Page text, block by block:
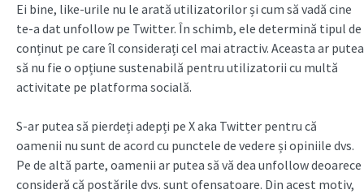
Ei bine, like-urile nu le arată utilizatorilor și cum să vadă cine
te-a dat unfollow pe Twitter. În schimb, ele determină tipul de
conținut pe care îl considerați cel mai atractiv. Aceasta ar putea
să nu fie o opțiune sustenabilă pentru utilizatorii cu multă
activitate pe platforma socială.
S-ar putea să pierdeți adepți pe X aka Twitter pentru că
oamenii nu sunt de acord cu punctele de vedere și opiniile dvs.
Pe de altă parte, oamenii ar putea să vă dea unfollow deoarece
consideră că postările dvs. sunt ofensatoare. Din acest motiv,